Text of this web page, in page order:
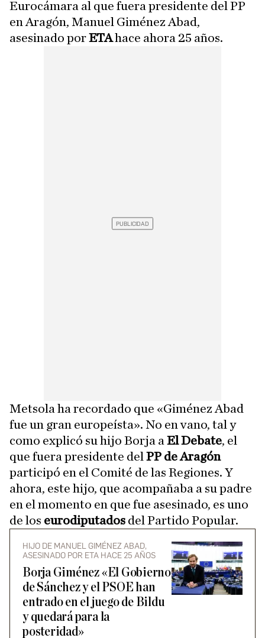
Eurocámara al que fuera presidente del PP
en Aragón, Manuel Giménez Abad,
asesinado porETAhace ahora 25 años.
Metsola ha recordado que «Giménez Abad
fue un gran europeísta». No en vano, tal y
como explicó su hijo Borja a El Debate, el
que fuera presidente del PP de Aragón
participó en el Comité de las Regiones. Y
ahora, este hijo, que acompañaba a su padre
en el momento en que fue asesinado, es uno
de los eurodiputados del Partido Popular.
HIJO DE MANUEL GIMÉNEZ ABAD,
ASESINADO POR ETA HACE 25 AÑOS
Borja Giménez «El Gobierno
de Sánchez y el PSOE han
entrado en el juego de Bildu
y quedará para la
posteridad»